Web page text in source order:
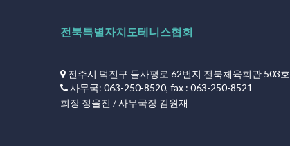
전북특별자치도테니스협회
전주시 덕진구 들사평로 62번지 전북체육회관 503호
사무국: 063-250-8520, fax : 063-250-8521
회장 정을진 / 사무국장 김원재